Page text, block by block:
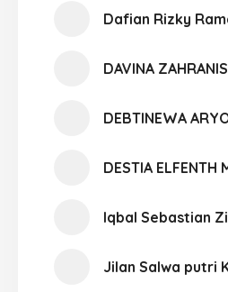
Dafian Rizky
DAVINA
DEBTINEWA
DESTIA ELFENTH
Iqbal Sebastian
Jilan Salwa putri